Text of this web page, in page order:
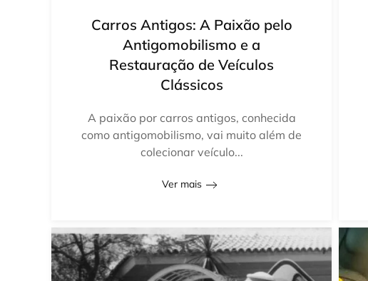
Carros Antigos: A Paixão pelo
Antigomobilismo e a
Restauração de Veículos
Clássicos
A paixão por carros antigos, conhecida
como antigomobilismo, vai muito além de
colecionar veículo...
Ver mais